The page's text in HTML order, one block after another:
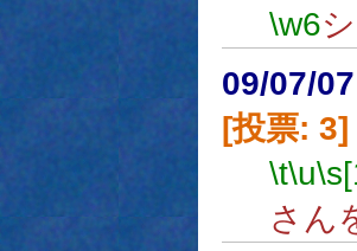
\w6
09/07/
[投票: 3]
\t\u
さん